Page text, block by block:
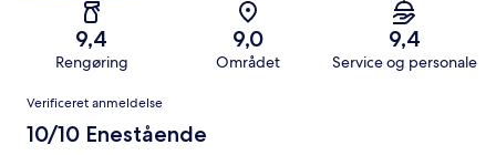
9,4
Rengøring
9,0
Området
9,4
Service og personale
Anmeldelser
Verificeret anmeldelse
10/10 Enestående